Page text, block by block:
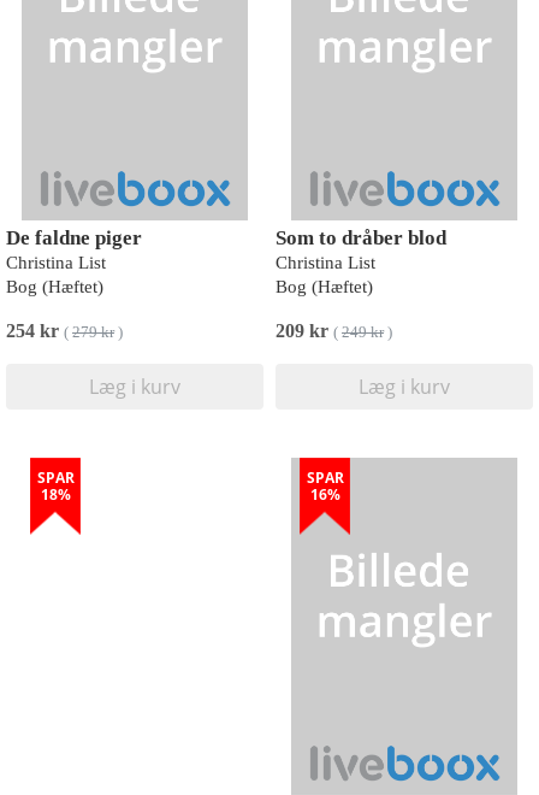
De faldne piger
Christina List
Bog (Hæftet)
254 kr ( 279 kr)
Læg i kurv
Som to dråber blod
Christina List
Bog (Hæftet)
209 kr ( 249 kr)
Læg i kurv
SPAR
18%
SPAR
16%